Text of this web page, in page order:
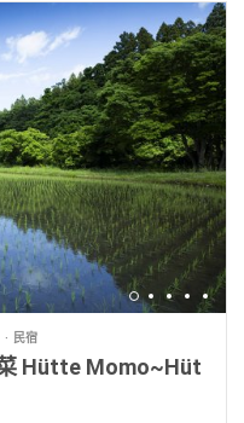
民宿
Hütte Momo~Hüt